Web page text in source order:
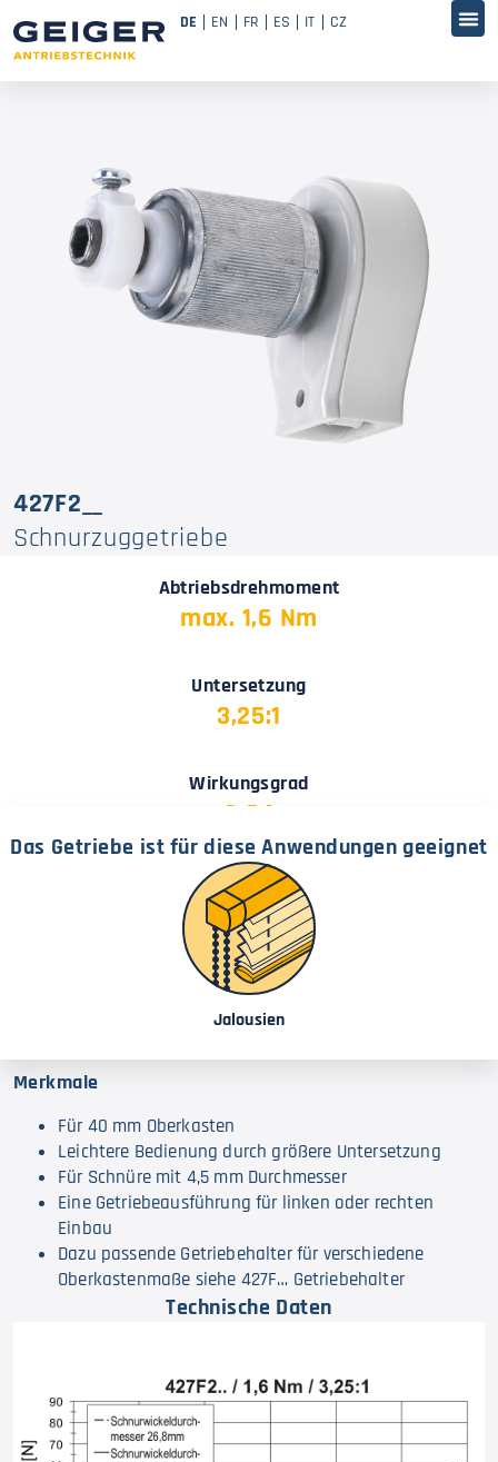
DE EN FR ES IT CZ
427F2__
Schnurzuggetriebe
Abtriebsdrehmoment
max. 1,6 Nm
Untersetzung
3,25:1
Wirkungsgrad
0,64
Das Getriebe ist für diese Anwendungen geeignet
Jalousien
Merkmale
Für 40 mm Oberkasten
Leichtere Bedienung durch größere Untersetzung
Für Schnüre mit 4,5 mm Durchmesser
Eine Getriebeausführung für linken oder rechten
Einbau
Dazu passende Getriebehalter für verschiedene
Oberkastenmaße siehe 427F… Getriebehalter
Technische Daten